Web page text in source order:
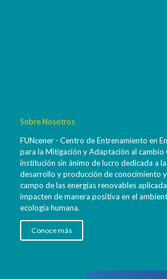
Sobre Nosotros
FUNcener - Centro de Entrenamiento en
para la Mitigación y Adaptación al cambio
institución sin ánimo de lucro dedicada a
desarrollo y producción de conocimiento
campo de las energías renovables
impacten de manera positiva en el
ecología humana.
Conoce más